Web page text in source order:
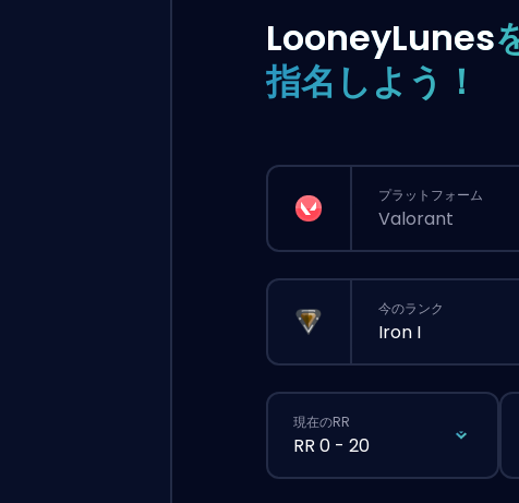
LooneyLunes
指名しよう！
プラットフォーム
Valorant
今のランク
Iron I
現在のRR
RR 0 - 20